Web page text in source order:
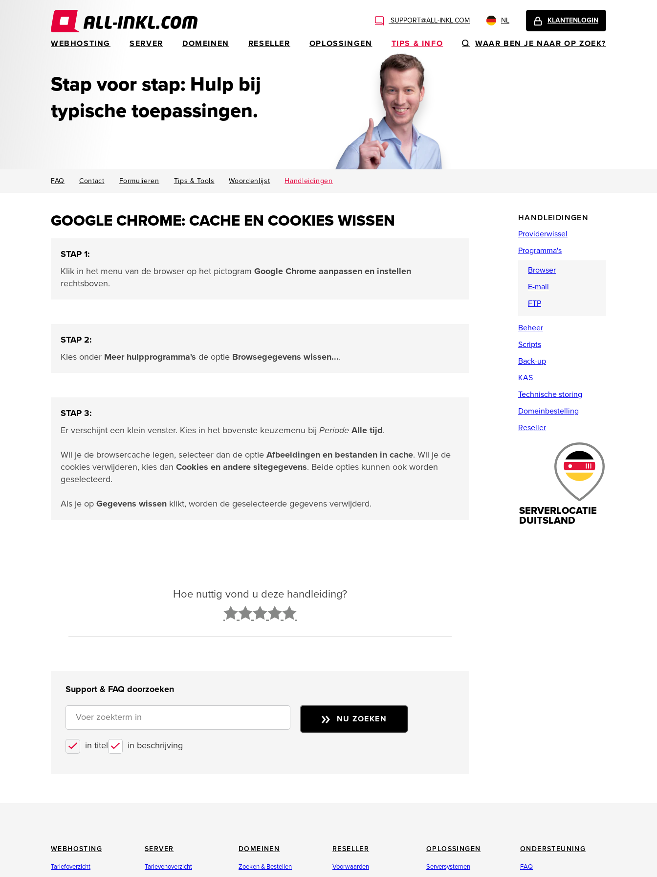
SUPPORT@ALL-INKL.COM NL KLANTENLOGIN
WEBHOSTING SERVER DOMEINEN RESELLER OPLOSSINGEN TIPS & INFO WAAR BEN JE NAAR OP ZOEK?
Stap voor stap: Hulp bij
typische toepassingen.
FAQ Contact Formulieren Tips & Tools Woordenlijst Handleidingen
GOOGLE CHROME: CACHE EN COOKIES WISSEN
STAP 1:
Klik in het menu van de browser op het pictogram Google Chrome aanpassen en instellen
rechtsboven.
STAP 2:
Kies onder Meer hulpprogramma's de optie Browsegegevens wissen....
STAP 3:
Er verschijnt een klein venster. Kies in het bovenste keuzemenu bij Periode Alle tijd.
Wil je de browsercache legen, selecteer dan de optie Afbeeldingen en bestanden in cache. Wil je de
cookies verwijderen, kies dan Cookies en andere sitegegevens. Beide opties kunnen ook worden
geselecteerd.
Als je op Gegevens wissen klikt, worden de geselecteerde gegevens verwijderd.
Hoe nuttig vond u deze handleiding?
Support & FAQ doorzoeken
in titel in beschrijving
NU ZOEKEN
HANDLEIDINGEN
Providerwissel
Programma's
Browser
E-mail
FTP
Beheer
Scripts
Back-up
KAS
Technische storing
Domeinbestelling
Reseller
SERVERLOCATIE
DUITSLAND
WEBHOSTING
Tariefoverzicht
SERVER
Tarievenoverzicht
DOMEINEN
Zoeken & Bestellen
RESELLER
Voorwaarden
OPLOSSINGEN
Serversystemen
ONDERSTEUNING
FAQ